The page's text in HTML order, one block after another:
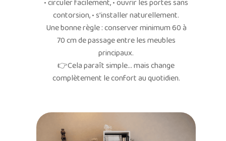
• circuler facilement, • ouvrir les portes sans
contorsion, • s’installer naturellement.
Une bonne règle : conserver minimum 60 à
70 cm de passage entre les meubles
principaux.
👉Cela paraît simple… mais change
complètement le confort au quotidien.